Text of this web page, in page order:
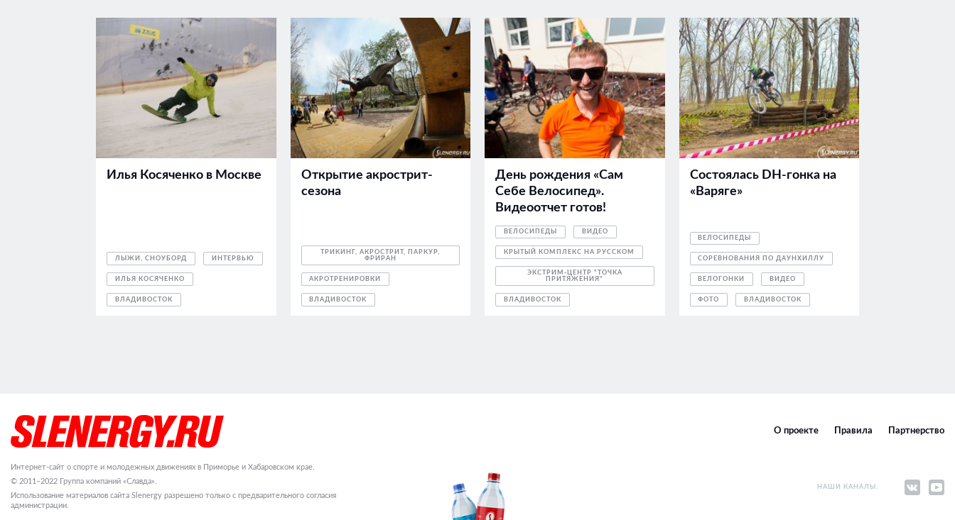
Илья Косяченко в Москве
ЛЫЖИ, СНОУБОРД ИНТЕРВЬЮ
ИЛЬЯ КОСЯЧЕНКО
ВЛАДИВОСТОК
Открытие акрострит-
сезона
ТРИКИНГ, АКРОСТРИТ, ПАРКУР,
ФРИРАН
АКРОТРЕНИРОВКИ
ВЛАДИВОСТОК
День рождения «Сам
Себе Велосипед».
Видеоотчет готов!
ВЕЛОСИПЕДЫ ВИДЕО
КРЫТЫЙ КОМПЛЕКС НА РУССКОМ
ЭКСТРИМ-ЦЕНТР "ТОЧКА
ПРИТЯЖЕНИЯ"
ВЛАДИВОСТОК
Состоялась DH-гонка на
«Варяге»
ВЕЛОСИПЕДЫ
СОРЕВНОВАНИЯ ПО ДАУНХИЛЛУ
ВЕЛОГОНКИ ВИДЕО
ФОТО ВЛАДИВОСТОК
О проекте Правила Партнерство
Интернет-сайт о спорте и молодежных движениях в Приморье и Хабаровском крае.
© 2011–2022 Группа компаний «Славда».
Использование материалов сайта Slenergy разрешено только с предварительного согласия
администрации.
НАШИ КАНАЛЫ: